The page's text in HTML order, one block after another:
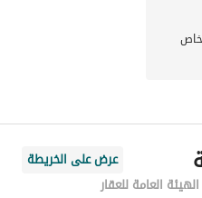
عرض على الخريطة
العامة للعقار